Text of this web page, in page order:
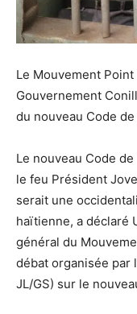
Le Mouvement
Gouvernement
du nouveau Code
Le nouveau Code
le feu Président
serait une
haïtienne, a déclaré
général du
débat organisée par
JL/GS) sur le